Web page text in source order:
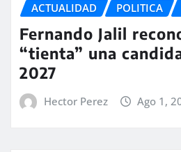
ACTUALIDAD POLITICA
Fernando Jalil
“tienta” una
2027
Hector Perez Ago 1,